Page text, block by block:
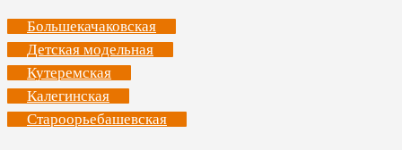
Большекачаковская
Детская модельная
Кутеремская
Калегинская
Староорьебашевская